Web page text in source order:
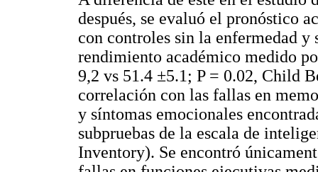
después, se evaluó el pronóstico
con controles sin la enfermedad y
rendimiento académico medido
9,2 vs 51.4 ±5.1; P = 0.02, Child
correlación con las fallas en
y síntomas emocionales
subpruebas de la escala de
Inventory). Se encontró